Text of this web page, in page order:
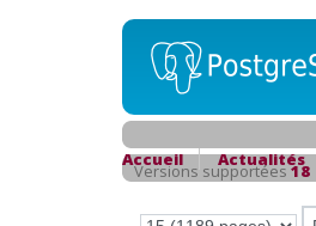
Accueil Actualités
Versions supportées18